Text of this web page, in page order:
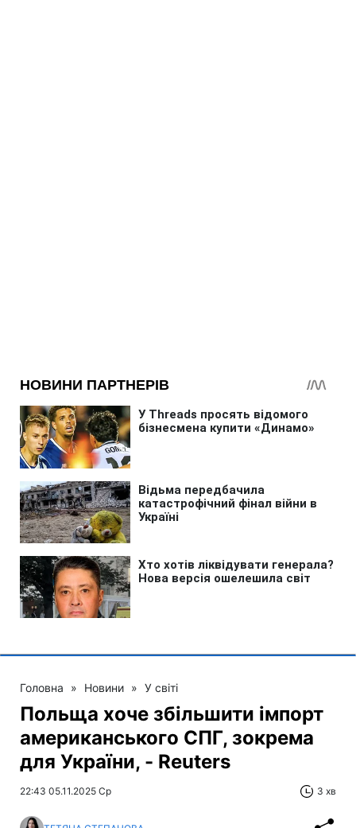
Головна » Новини » У світі
Польща хоче збільшити імпорт
американського СПГ, зокрема
для України, - Reuters
22:43 05.11.2025 Ср 3 хв